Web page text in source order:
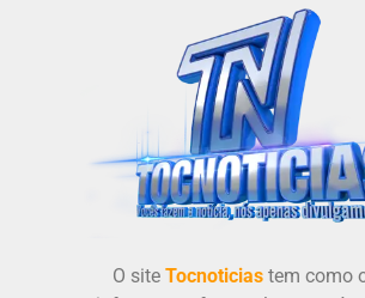
O site Tocnoticiastem como